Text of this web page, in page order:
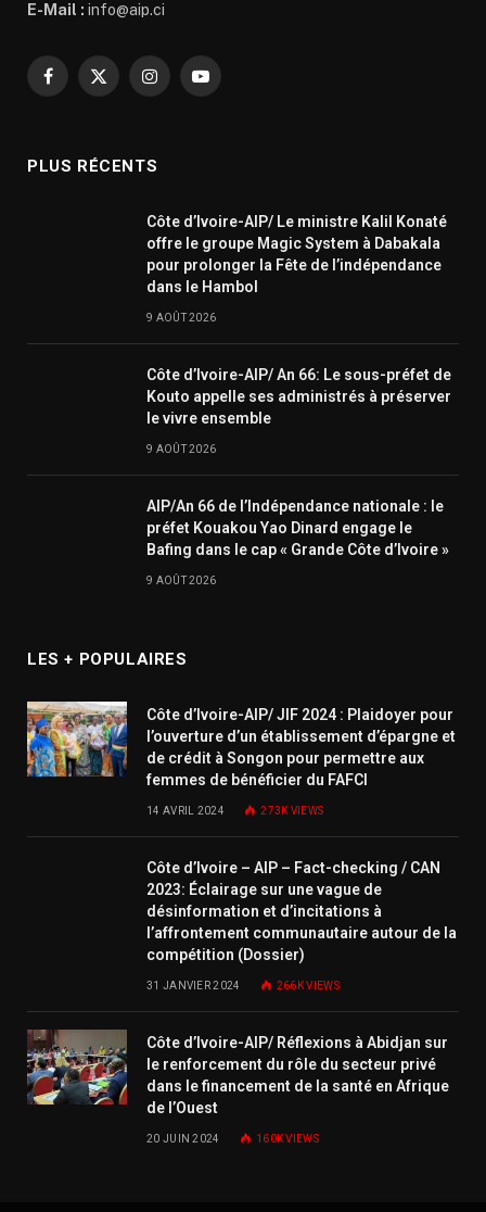
E-Mail : info@aip.ci
Facebook
X
InstagramYouTube
PLUS RÉCENTS
Côte d’Ivoire-AIP/ Le ministre Kalil Konaté
offre le groupe Magic System à Dabakala
pour prolonger la Fête de l’indépendance
dans le Hambol
9 AOÛT 2026
Côte d’Ivoire-AIP/ An 66: Le sous-préfet de
Kouto appelle ses administrés à préserver
le vivre ensemble
9 AOÛT 2026
AIP/An 66 de l’Indépendance nationale : le
préfet Kouakou Yao Dinard engage le
Bafing dans le cap « Grande Côte d’Ivoire »
9 AOÛT 2026
LES + POPULAIRES
Côte d’Ivoire-AIP/ JIF 2024 : Plaidoyer pour
l’ouverture d’un établissement d’épargne et
de crédit à Songon pour permettre aux
femmes de bénéficier du FAFCI
14 AVRIL 2024 273KVIEWS
Côte d’Ivoire – AIP – Fact-checking / CAN
2023: Éclairage sur une vague de
désinformation et d’incitations à
l’affrontement communautaire autour de la
compétition (Dossier)
31 JANVIER 2024 266KVIEWS
Côte d’Ivoire-AIP/ Réflexions à Abidjan sur
le renforcement du rôle du secteur privé
dans le financement de la santé en Afrique
de l’Ouest
20 JUIN 2024 160KVIEWS